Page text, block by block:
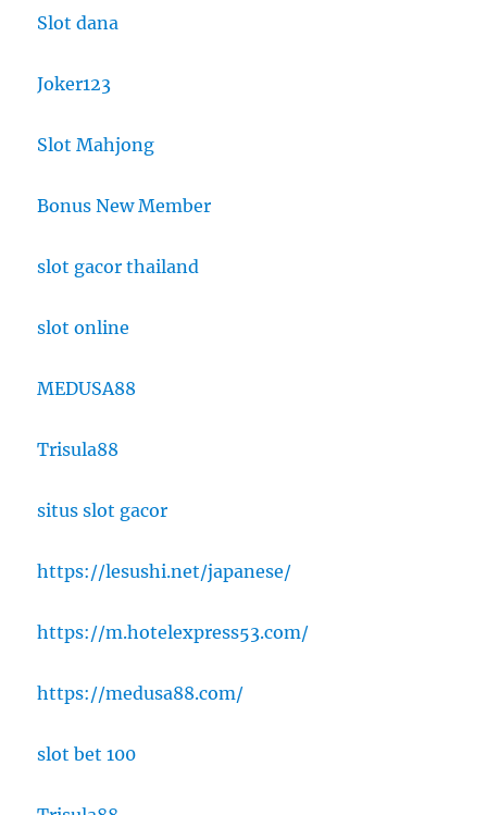
Slot dana
Joker123
Slot Mahjong
Bonus New Member
slot gacor thailand
slot online
MEDUSA88
Trisula88
situs slot gacor
https://lesushi.net/japanese/
https://m.hotelexpress53.com/
https://medusa88.com/
slot bet 100